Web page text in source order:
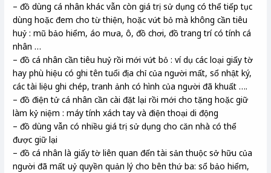
– đồ dùng cá nhân khác vẫn còn giá trị sử dụng có thể tiếp tục
dùng hoặc đem cho từ thiện, hoặc vứt bỏ mà không cần tiêu
huỷ : mũ bảo hiểm, áo mưa, ô, đồ chơi, đồ trang trí có tính cá
nhân …
– đồ cá nhân cần tiêu huỷ rồi mới vứt bỏ : ví dụ các loại giấy tờ
hay phù hiệu có ghi tên tuổi địa chỉ của người mất, sổ nhật ký,
các tài liệu ghi chép, tranh ảnh có hình của người đã khuất ….
– đồ điện tử cá nhân cần cài đặt lại rồi mới cho tặng hoặc giữ
làm kỷ niệm : máy tính xách tay và điện thoại di động
– đồ dùng vẫn có nhiều giá trị sử dụng cho căn nhà có thể
được giữ lại
– đồ cá nhân là giấy tờ liên quan đến tài sản thuộc sở hữu của
người đã mất uỷ quyền quản lý cho bên thứ ba: sổ bảo hiểm,